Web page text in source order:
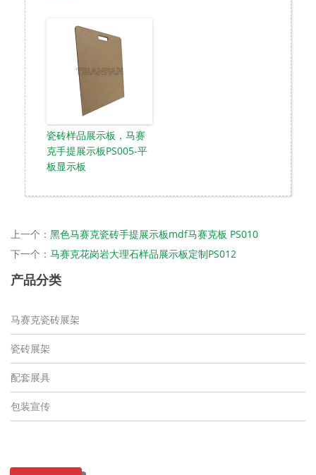
瓷砖样品展示板，马赛
克手提展示板PS005-平
板显示板
上一个： 黑色马赛克瓷砖手提展示板mdf马赛克板 PS010
下一个： 马赛克花岗岩大理石样品展示板定制PS012
产品分类
马赛克瓷砖展架
瓷砖展架
配套展具
包装宣传